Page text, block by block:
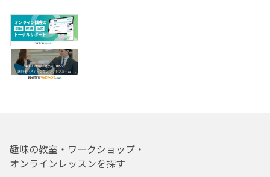
趣味の教室・ワークショップ・
オンラインレッスンを探す